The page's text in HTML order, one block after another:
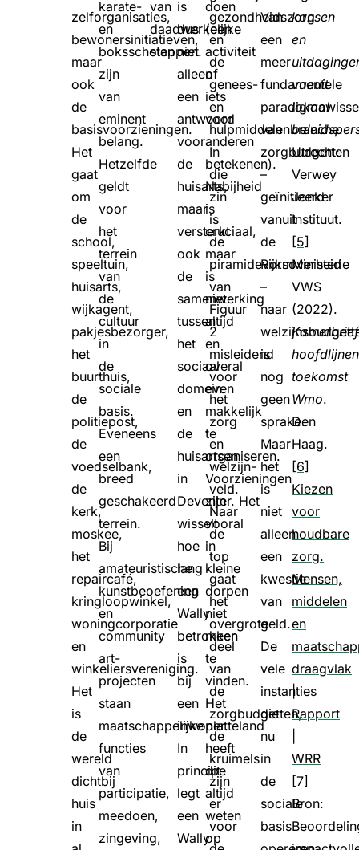
zelforganisaties,
bewonersinitiatieven,
maar
ook
de
basisvoorzieningen.
Het
gaat
om
de
school,
speeltuin,
huisarts,
wijkagent,
pakjesbezorger,
het
buurthuis,
de
politiepost,
de
voedselbank,
de
kerk,
moskee,
het
repaircafé,
kringloopwinkel,
woningcorporatie
en
winkeliersvereniging.
Het
is
de
wereld
dichtbij
huis
in
karate-
en
boksscholen
zijn
van
eminent
belang.
Hetzelfde
geldt
voor
het
terrein
van
de
cultuur
in
de
sociale
basis.
Eveneens
een
breed
geschakeerd
terrein.
Bij
amateuristische
kunstbeoefening
en
community
art-
projecten
staan
maatschappelijke
functies
van
participatie,
meedoen,
zingeving,
van
daadwerkelijke
stappen.
is
dus
niet
alleen
een
antwoord
voor
de
huisarts,
maar
versterkt
ook
de
samenwerking
tussen
het
sociaal
domein
en
de
huisartsen
in
Deventer. Het
wisselt
hoe
lang
een
Wally
betrokken
is
bij
een
inwoner.
In
principe
legt
een
Wally
doen
(een
activiteit
of
iets
voor
anderen
betekenen).
Nabijheid
is
cruciaal,
maar
is
niet
altijd
en
overal
even
makkelijk
te
organiseren.
Voorzieningen
zijn
vooral
in
kleine
dorpen
niet
meer
te
vinden.
Het
platteland
heeft
dit
altijd
weten
op
gezondheidszorg
en
de
genees-
en
hulpmiddelenbranche.
In
die
zin
is
de
piramidevorm
van
Figuur
2
misleidend
voor
het
zorg
en
welzijn-
veld.
Naar
de
top
gaat
het
overgrote
deel
van
de
zorgbudgetten,
de
kruimels
zijn
er
voor
Van
een
meer
fundamentele
van
zorgbudgetten
–
geïnitieerd
vanuit
de
Rijksoverheid
–
naar
is
nog
geen
sprake.
Maar
het
is
niet
alleen
een
kwestie
van
geld.
De
vele
instanties
die
nu
in
de
sociale
basis
kansen
en
vanuit
lokaal
Utrecht:
Verwey
Jonker
Instituut.
[5]
Ministerie
VWS
(2022).
Kamerbrief
hoofdlijnen
toekomst
Wmo.
Den
Haag.
[6]
Kiezen
voor
houdbare
zorg.
Mensen,
middelen
en
draagvlak
|
Rapport
WRR
[7]
Bron: